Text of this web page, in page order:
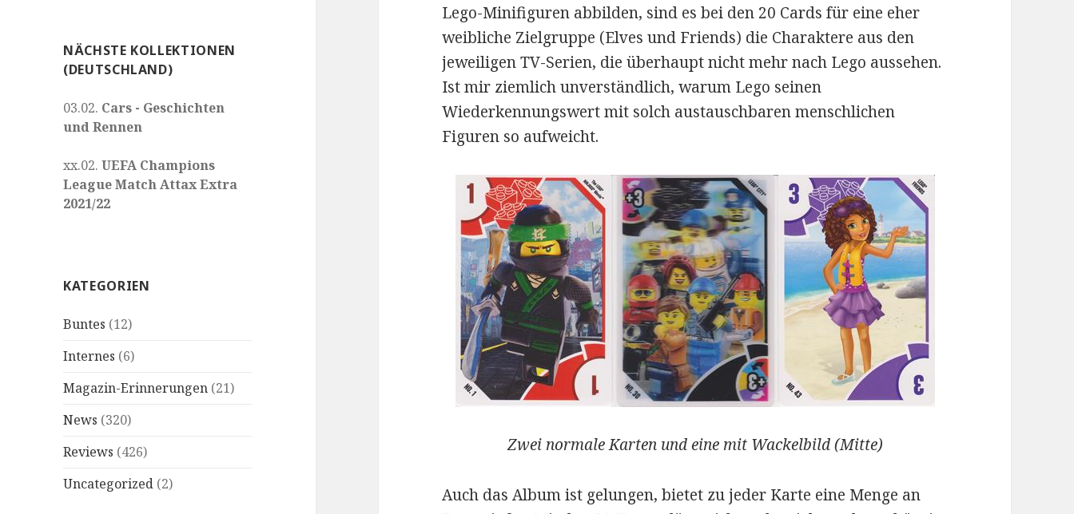
NÄCHSTE KOLLEKTIONEN
(DEUTSCHLAND)
03.02. Cars - Geschichten
und Rennen
xx.02.UEFA Champions
League Match Attax Extra
2021/22
KATEGORIEN
Buntes (12)
Internes (6)
Magazin-Erinnerungen (21)
News (320)
Reviews (426)
Uncategorized (2)
Lego-Minifiguren abbilden, sind es bei den 20 Cards für eine eher
weibliche Zielgruppe (Elves und Friends) die Charaktere aus den
jeweiligen TV-Serien, die überhaupt nicht mehr nach Lego aussehen.
Ist mir ziemlich unverständlich, warum Lego seinen
Wiederkennungswert mit solch austauschbaren menschlichen
Figuren so aufweicht.
Zwei normale Karten und eine mit Wackelbild (Mitte)
Auch das Album ist gelungen, bietet zu jeder Karte eine Menge an